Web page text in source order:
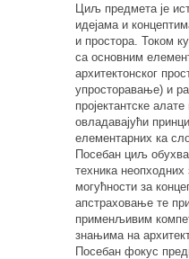
Циљ предмета је
идејама и
и простора. Током
са основним
архитектонског
упросторавање) и
пројектантске
овладавајући
елементарних ка
Посебан циљ
техника
могућности за
апстраховање те
применљивим
знањима на
Посебан фокус